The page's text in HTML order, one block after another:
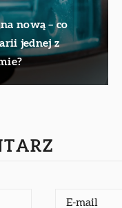
nową – co
jednej z